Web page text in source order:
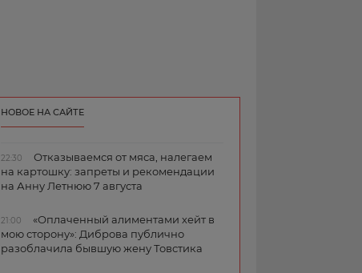
НОВОЕ НА САЙТЕ
22:30
Отказываемся от мяса, налегаем
на картошку: запреты и рекомендации
на Анну Летнюю 7 августа
21:00
«Оплаченный алиментами хейт в
мою сторону»: Диброва публично
разоблачила бывшую жену Товстика